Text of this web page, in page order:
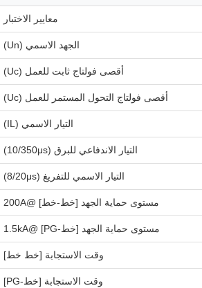
معايير الاختبار
الجهد الاسمي (Un)
أقصى فولتاج ثابت للعمل (Uc)
أقصى فولتاج التحول المستمر للعمل (Uc)
التيار الاسمي (IL)
التيار الاندفاعي للبرق (10/350μs)
التيار الاسمي للتفريغ (8/20μs)
مستوى حماية الجهد [خط-خط] @200A
مستوى حماية الجهد [خط-PG] @1.5kA
وقت الاستجابة [خط خط]
وقت الاستجابة [خط-PG]